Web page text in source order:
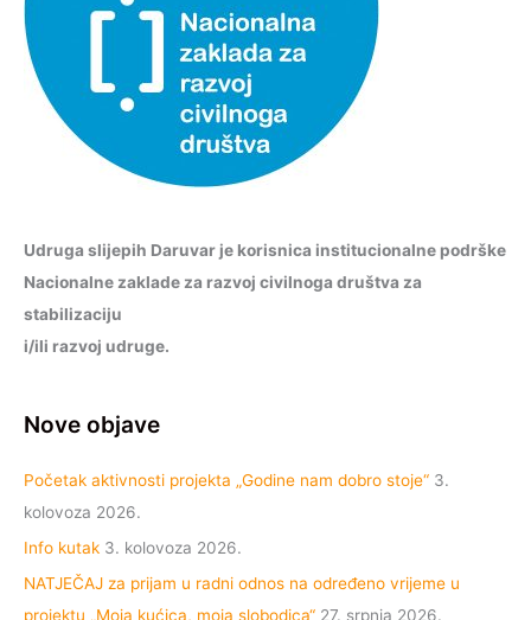
Udruga slijepih Daruvar je korisnica institucionalne podrške
Nacionalne zaklade za razvoj civilnoga društva za
stabilizaciju
i/ili razvoj udruge.
Nove objave
Početak aktivnosti projekta „Godine nam dobro stoje“ 3.
kolovoza 2026.
Info kutak 3. kolovoza 2026.
NATJEČAJ za prijam u radni odnos na određeno vrijeme u
projektu „Moja kućica, moja slobodica“ 27. srpnja 2026.